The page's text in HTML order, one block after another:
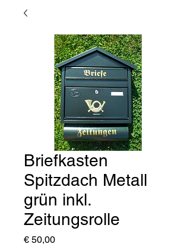
Briefkasten
Spitzdach Metall
grün inkl.
Zeitungsrolle
€ 50,00Preis